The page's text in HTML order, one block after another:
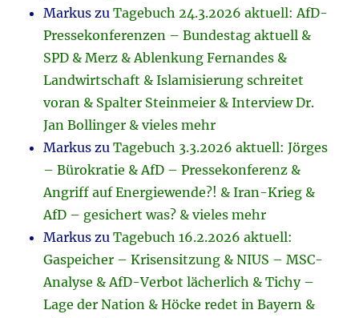
Markus zuTagebuch 24.3.2026 aktuell: AfD-
Pressekonferenzen – Bundestag aktuell &
SPD & Merz & Ablenkung Fernandes &
Landwirtschaft & Islamisierung schreitet
voran & Spalter Steinmeier & Interview Dr.
Jan Bollinger & vieles mehr
Markus zuTagebuch 3.3.2026 aktuell: Jörges
– Bürokratie & AfD – Pressekonferenz &
Angriff auf Energiewende?! & Iran-Krieg &
AfD – gesichert was? & vieles mehr
Markus zuTagebuch 16.2.2026 aktuell:
Gaspeicher – Krisensitzung & NIUS – MSC-
Analyse & AfD-Verbot lächerlich & Tichy –
Lage der Nation & Höcke redet in Bayern &